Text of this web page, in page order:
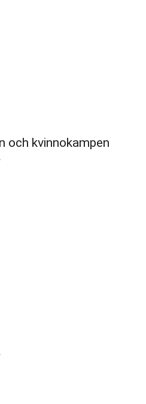
och kvinnokampen